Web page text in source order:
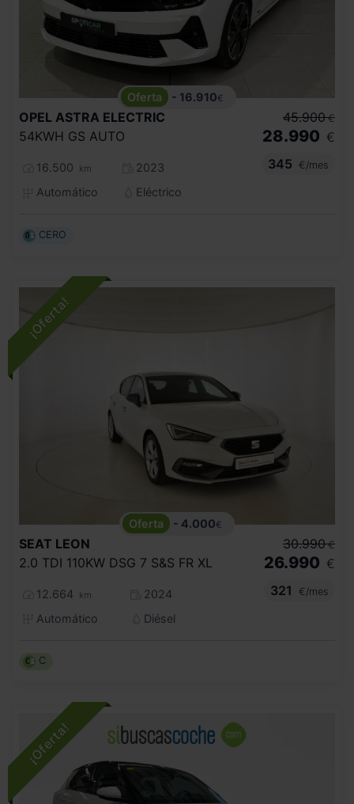
- 16.910€
OPEL ASTRA ELECTRIC
54KWH GS AUTO
16.500 km
2023
Automático
Eléctrico
45.900 €
28.990 €
345
€/mes
CERO
- 4.000€
SEAT LEON
2.0 TDI 110KW DSG 7 S&S FR XL
12.664 km
2024
Automático
Diésel
30.990 €
26.990 €
321
€/mes
C